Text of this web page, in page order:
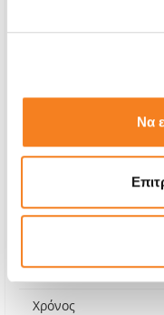
Να
Με 24% ΦΠΑ
Χρόνος